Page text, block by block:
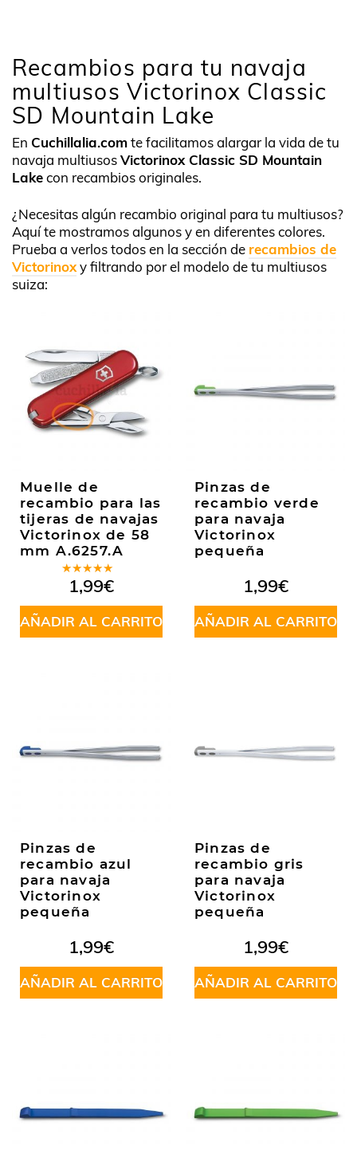
Recambios para tu navaja
multiusos Victorinox Classic
SD Mountain Lake
En Cuchillalia.comte facilitamos alargar la vida de tu
navaja multiusosVictorinox Classic SD Mountain
Lakecon recambios originales.
¿Necesitas algún recambio original para tu multiusos?
Aquí te mostramos algunos y en diferentes colores.
Prueba a verlos todos en la sección de recambios de
Victorinoxy filtrando por el modelo de tu multiusos
suiza:
Muelle de
recambio para las
tijeras de navajas
Victorinox de 58
mm A.6257.A
Valorado
en5.00de
5
1,99€
AÑADIR AL CARRITO
Pinzas de
recambio verde
para navaja
Victorinox
pequeña
1,99€
AÑADIR AL CARRITO
Pinzas de
recambio azul
para navaja
Victorinox
pequeña
1,99€
AÑADIR AL CARRITO
Pinzas de
recambio gris
para navaja
Victorinox
pequeña
1,99€
AÑADIR AL CARRITO